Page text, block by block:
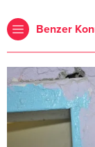
Benzer